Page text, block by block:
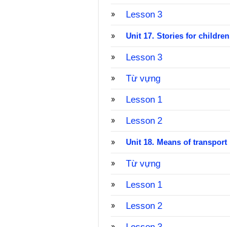
Lesson 3
Unit 17. Stories for children
Lesson 3
Từ vựng
Lesson 1
Lesson 2
Unit 18. Means of transport
Từ vựng
Lesson 1
Lesson 2